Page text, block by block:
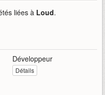
liées à Loud.
Développeur
Détails